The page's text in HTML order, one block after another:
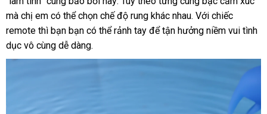
cho
vùng
khẩu
mà chị em nội
địa
có thể chọn chế độ rung khác nhaumua
sắm
. Với chiếc
remote hàng
nhái
thì bạn bạn ở
đâu
uy
có thể rảnh tay nhập
để tận hưởng niềm vui tình
dục vô cùng dễ dàng.